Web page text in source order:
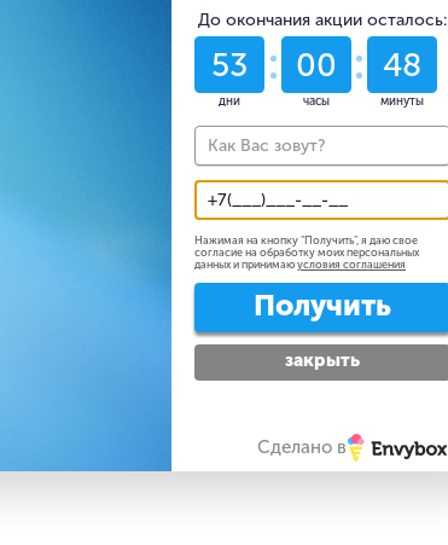
До окончания акции осталось:
53
дни
00
часы
48
минуты
Нажимая на кнопку "Получить", я даю свое
согласие на обработку моих персональных
данных и принимаю условия соглашения
Получить
закрыть
Сделано в